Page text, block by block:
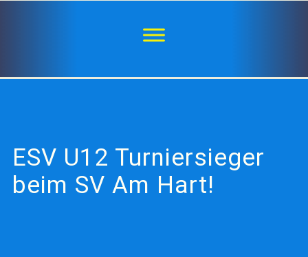
ESV U12 Turniersieger
beim SV Am Hart!